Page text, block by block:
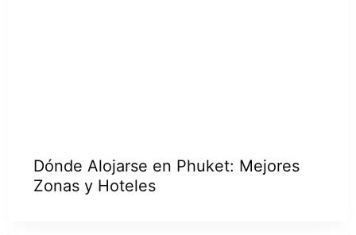
Dónde Alojarse en Phuket: Mejores
Zonas y Hoteles